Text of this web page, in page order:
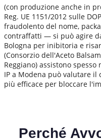
(con produzione anche in
Reg. UE 1151/2012 sulle
fraudolento del nome,
contraffatti — si può agire
Bologna per inibitoria e
(Consorzio dell'Aceto
Reggiano) assistono
IP a Modena può valutare il
più efficace per bloccare
Perché